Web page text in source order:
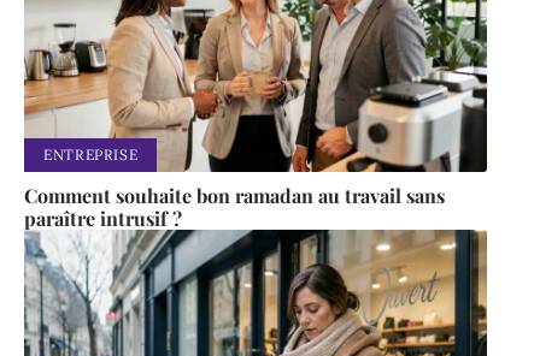
ENTREPRISE
Comment souhaite bon ramadan au travail sans
paraître intrusif ?